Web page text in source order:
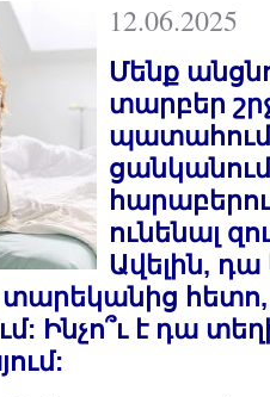
12.06.2025
Մենք
տարբեր
պատահում
ունենալ
Ավելին,
տարեկանից հետո,
Ինչո՞ւ է դա